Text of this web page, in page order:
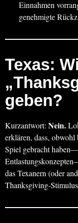
Einnahmen
genehmigte
Texas:
geben?
Kurzantwort: Nein.
erklären, dass,
Spiel gebracht
das Texanern (oder
Thanksgiving-